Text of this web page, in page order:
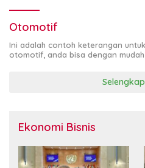
Otomotif
Ini adalah contoh keterangan
otomotif, anda bisa dengan
Ekonomi Bisnis